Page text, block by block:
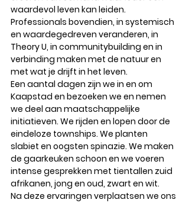
waardevol leven kan leiden.
Professionals bovendien, in systemisch
en waardegedreven veranderen, in
Theory U, in communitybuilding en in
verbinding maken met de natuur en
met wat je drijft in het leven.
Een aantal dagen zijn we in en om
Kaapstad en bezoeken we en nemen
we deel aan maatschappelijke
initiatieven. We rijden en lopen door de
eindeloze townships. We planten
slabiet en oogsten spinazie. We maken
de gaarkeuken schoon en we voeren
intense gesprekken met tientallen zuid
afrikanen, jong en oud, zwart en wit.
Na deze ervaringen verplaatsen we ons